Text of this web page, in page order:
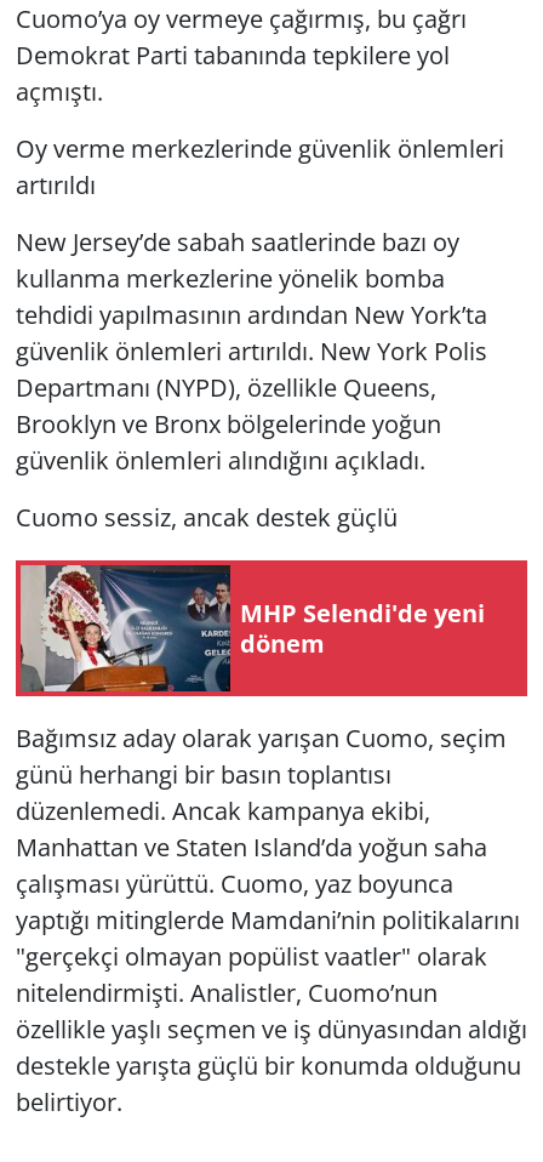
Cuomo’ya oy vermeye çağırmış, bu çağrı
Demokrat Parti tabanında tepkilere yol
açmıştı.
Oy verme merkezlerinde güvenlik önlemleri
artırıldı
New Jersey’de sabah saatlerinde bazı oy
kullanma merkezlerine yönelik bomba
tehdidi yapılmasının ardından New York’ta
güvenlik önlemleri artırıldı. New York Polis
Departmanı (NYPD), özellikle Queens,
Brooklyn ve Bronx bölgelerinde yoğun
güvenlik önlemleri alındığını açıkladı.
Cuomo sessiz, ancak destek güçlü
MHP Selendi'de yeni
dönem
Bağımsız aday olarak yarışan Cuomo, seçim
günü herhangi bir basın toplantısı
düzenlemedi. Ancak kampanya ekibi,
Manhattan ve Staten Island’da yoğun saha
çalışması yürüttü. Cuomo, yaz boyunca
yaptığı mitinglerde Mamdani’nin politikalarını
"gerçekçi olmayan popülist vaatler" olarak
nitelendirmişti. Analistler, Cuomo’nun
özellikle yaşlı seçmen ve iş dünyasından aldığı
destekle yarışta güçlü bir konumda olduğunu
belirtiyor.